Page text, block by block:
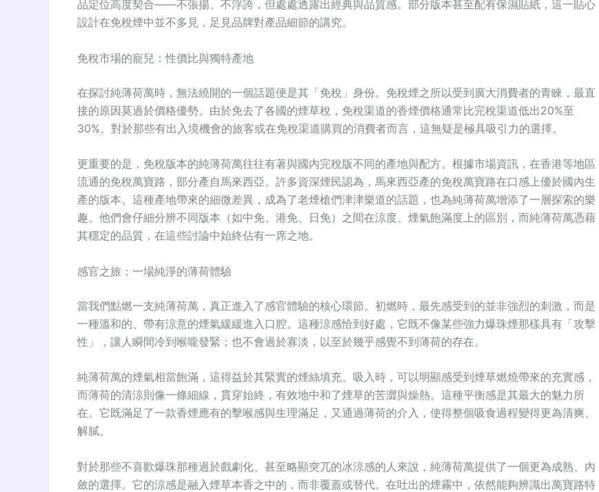
品定位高度契合——不張揚、不浮誇，但處處透露出經典與品質感。部分版本甚至配有保濕貼紙，這一貼心
設計在免稅煙中並不多見，足見品牌對產品細節的講究。
免稅市場的寵兒：性價比與獨特產地
在探討純薄荷萬時，無法繞開的一個話題便是其「免稅」身份。免稅煙之所以受到廣大消費者的青睞，最直
接的原因莫過於價格優勢。由於免去了各國的煙草稅，免稅渠道的香煙價格通常比完稅渠道低出20%至
30%。對於那些有出入境機會的旅客或在免稅渠道購買的消費者而言，這無疑是極具吸引力的選擇。
更重要的是，免稅版本的純薄荷萬往往有著與國內完稅版不同的產地與配方。根據市場資訊，在香港等地區
流通的免稅萬寶路，部分產自馬來西亞。許多資深煙民認為，馬來西亞產的免稅萬寶路在口感上優於國內生
產的版本。這種產地帶來的細微差異，成為了老煙槍們津津樂道的話題，也為純薄荷萬增添了一層探索的樂
趣。他們會仔細分辨不同版本（如中免、港免、日免）之間在涼度、煙氣飽滿度上的區別，而純薄荷萬憑藉
其穩定的品質，在這些討論中始終佔有一席之地。
感官之旅：一場純淨的薄荷體驗
當我們點燃一支純薄荷萬，真正進入了感官體驗的核心環節。初燃時，最先感受到的並非強烈的刺激，而是
一種溫和的、帶有涼意的煙氣緩緩進入口腔。這種涼感恰到好處，它既不像某些強力爆珠煙那樣具有「攻擊
性」，讓人瞬間冷到喉嚨發緊；也不會過於寡淡，以至於幾乎感覺不到薄荷的存在。
純薄荷萬的煙氣相當飽滿，這得益於其緊實的煙絲填充。吸入時，可以明顯感受到煙草燃燒帶來的充實感，
而薄荷的清涼則像一條細線，貫穿始終，有效地中和了煙草的苦澀與燥熱。這種平衡感是其最大的魅力所
在。它既滿足了一款香煙應有的擊喉感與生理滿足，又通過薄荷的介入，使得整個吸食過程變得更為清爽、
解膩。
對於那些不喜歡爆珠那種過於戲劇化、甚至略顯突兀的冰涼感的人來說，純薄荷萬提供了一個更為成熟、內
斂的選擇。它的涼感是融入煙草本香之中的，而非覆蓋或替代。在吐出的煙霧中，依然能夠辨識出萬寶路特